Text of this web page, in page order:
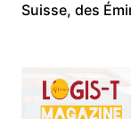
Suisse, des